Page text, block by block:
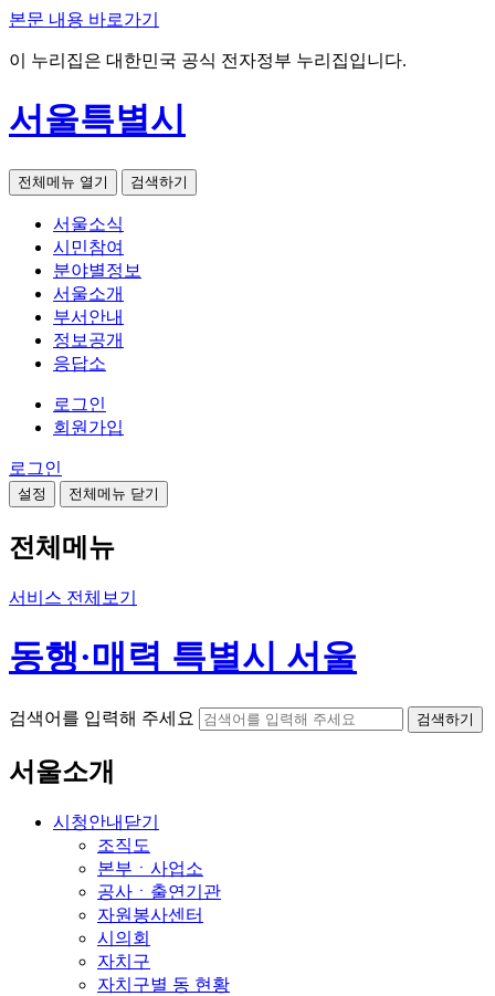
본문 내용 바로가기
이 누리집은 대한민국 공식 전자정부 누리집입니다.
서울특별시
전체메뉴 열기 검색하기
서울소식
시민참여
분야별정보
서울소개
부서안내
정보공개
응답소
로그인
회원가입
로그인
설정 전체메뉴 닫기
전체메뉴
서비스 전체보기
동행·매력 특별시 서울
검색어를 입력해 주세요 검색하기
서울소개
시청안내 닫기
조직도
본부ㆍ사업소
공사ㆍ출연기관
자원봉사센터
시의회
자치구
자치구별 동 현황